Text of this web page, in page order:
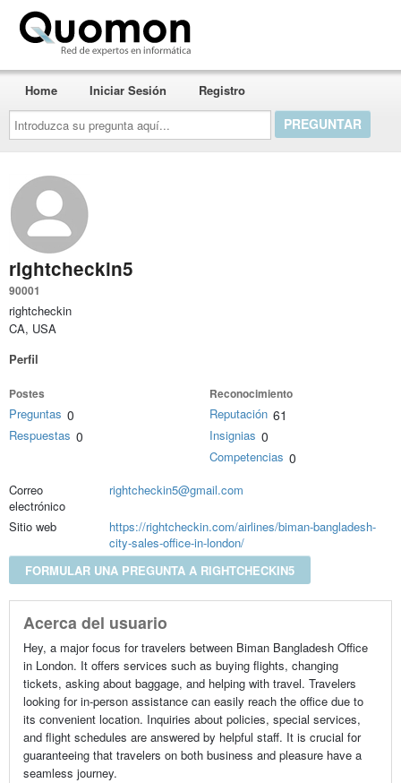
Introduzca
su
pregunta
aquí...
Home Iniciar Sesión Registro
rightcheckin5
90001
rightcheckin
CA, USA
Perfil
Postes
Preguntas 0
Respuestas 0
Reconocimiento
Reputación 61
Insignias 0
Competencias 0
Correo
electrónico
rightcheckin5@gmail.com
Sitio web
https://rightcheckin.com/airlines/biman-bangladesh-
city-sales-office-in-london/
FORMULAR UNA PREGUNTA A RIGHTCHECKIN5
Acerca del usuario
Hey, a major focus for travelers between Biman Bangladesh Office
in London. It offers services such as buying flights, changing
tickets, asking about baggage, and helping with travel. Travelers
looking for in-person assistance can easily reach the office due to
its convenient location. Inquiries about policies, special services,
and flight schedules are answered by helpful staff. It is crucial for
guaranteeing that travelers on both business and pleasure have a
seamless journey.